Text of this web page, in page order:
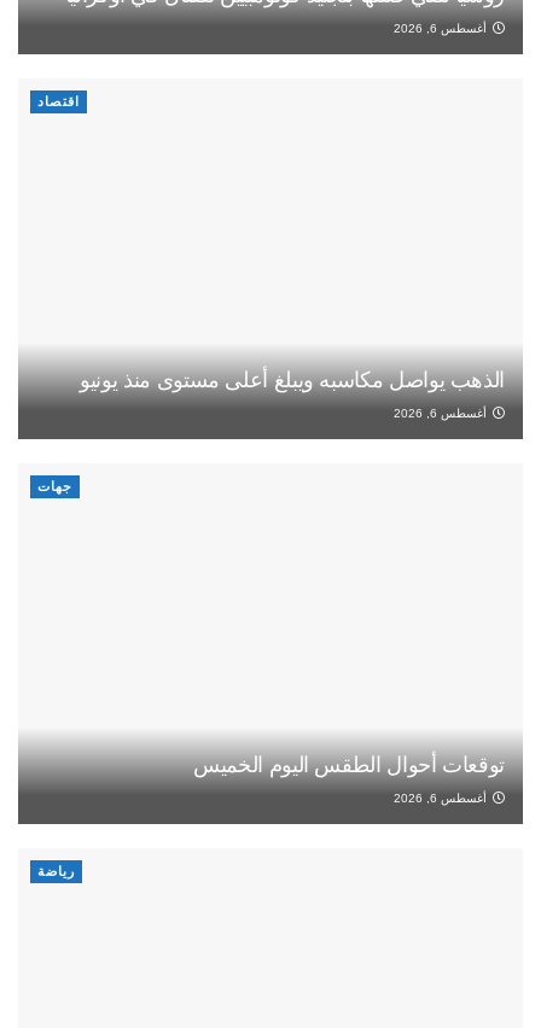
أغسطس 6, 2026
اقتصاد
الذهب يواصل مكاسبه ويبلغ أعلى مستوى منذ يونيو
أغسطس 6, 2026
جهات
توقعات أحوال الطقس اليوم الخميس
أغسطس 6, 2026
رياضة